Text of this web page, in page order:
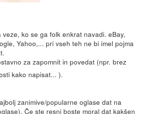
veze, ko se ga folk enkrat navadi. eBay,
Yahoo,... pri vseh teh ne bi imel pojma
za zapomnit in povedat (npr. brez
kako napisat... ).
zanimive/popularne oglase dat na
Če ste resni boste moral dat kakšen